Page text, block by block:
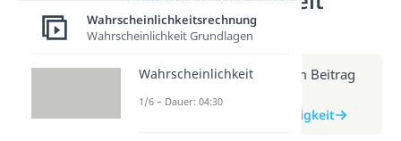
(Video)
Weitere Infos erhältst du im Beitrag
zum Video
zum Beitrag: Relative Häufigkeit
Wahrscheinlichkeitsrechnung
Wahrscheinlichkeit Grundlagen
Wahrscheinlichkeit
1/6 – Dauer: 04:30